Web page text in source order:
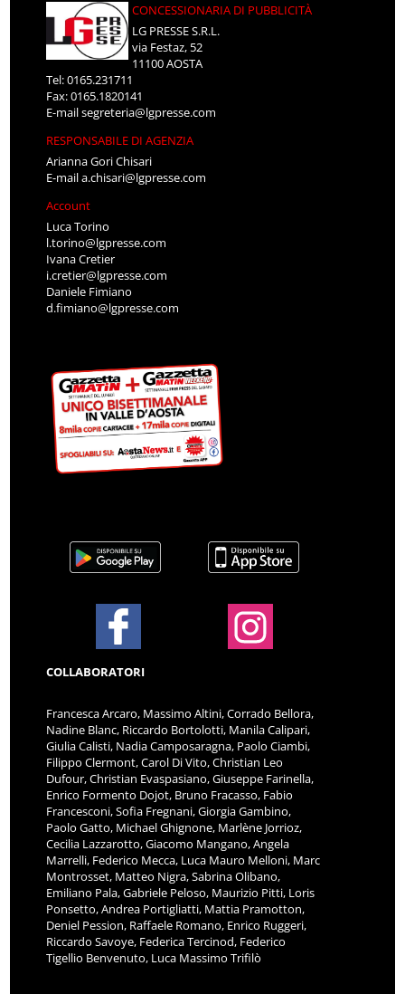
CONCESSIONARIA DI PUBBLICITÀ
LG PRESSE S.R.L.
via Festaz, 52
11100 AOSTA
Tel: 0165.231711
Fax: 0165.1820141
E-mailsegreteria@lgpresse.com
RESPONSABILE DI AGENZIA
Arianna Gori Chisari
E-maila.chisari@lgpresse.com
Account
Luca Torino
l.torino@lgpresse.com
Ivana Cretier
i.cretier@lgpresse.com
Daniele Fimiano
d.fimiano@lgpresse.com
COLLABORATORI
Francesca Arcaro, Massimo Altini, Corrado Bellora,
Nadine Blanc, Riccardo Bortolotti, Manila Calipari,
Giulia Calisti, Nadia Camposaragna, Paolo Ciambi,
Filippo Clermont, Carol Di Vito, Christian Leo
Dufour, Christian Evaspasiano, Giuseppe Farinella,
Enrico Formento Dojot, Bruno Fracasso, Fabio
Francesconi, Sofia Fregnani, Giorgia Gambino,
Paolo Gatto, Michael Ghignone, Marlène Jorrioz,
Cecilia Lazzarotto, Giacomo Mangano, Angela
Marrelli, Federico Mecca, Luca Mauro Melloni, Marc
Montrosset, Matteo Nigra, Sabrina Olibano,
Emiliano Pala, Gabriele Peloso, Maurizio Pitti, Loris
Ponsetto, Andrea Portigliatti, Mattia Pramotton,
Deniel Pession, Raffaele Romano, Enrico Ruggeri,
Riccardo Savoye, Federica Tercinod, Federico
Tigellio Benvenuto, Luca Massimo Trifilò